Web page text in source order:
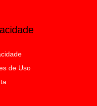
de Uso